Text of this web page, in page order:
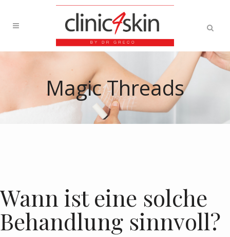
Magic Threads
Wann ist eine solche
Behandlung sinnvoll?